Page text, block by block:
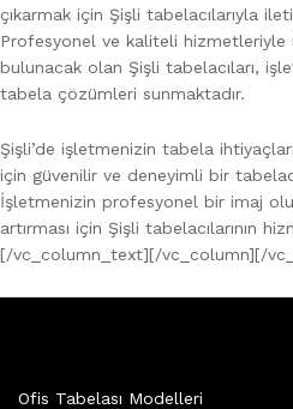
çıkarmak için Şişli tabelacılarıyla
Profesyonel ve kaliteli hizmetleriyle
bulunacak olan Şişli tabelacıları,
tabela çözümleri sunmaktadır.
Şişli’de işletmenizin tabela
için güvenilir ve deneyimli bir
İşletmenizin profesyonel bir imaj
artırması için Şişli tabelacılarının
[/vc_column_text][/vc_column][/
Ofis Tabelası Modelleri